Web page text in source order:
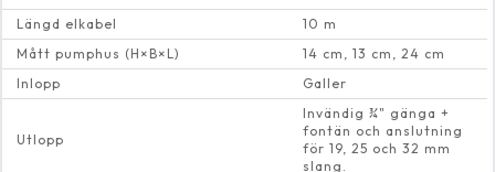
Längd elkabel
10 m
Mått pumphus (H×B×L)
14 cm, 13 cm, 24 cm
Inlopp
Galler
Utlopp
Invändig ¾" gänga +
fontän och anslutning
för 19, 25 och 32 mm
slang.